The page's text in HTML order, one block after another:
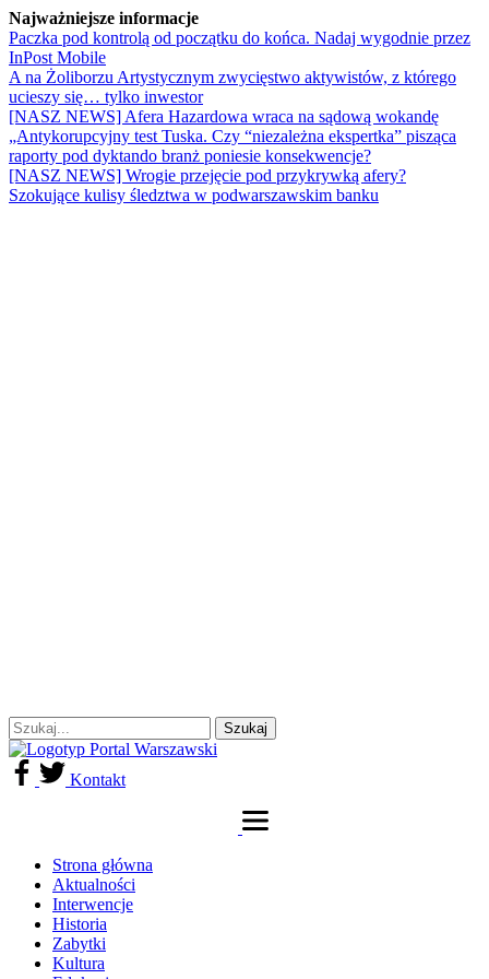
Najważniejsze informacje
Paczka pod kontrolą od początku do końca. Nadaj wygodnie przez
InPost Mobile
A na Żoliborzu Artystycznym zwycięstwo aktywistów, z którego
ucieszy się… tylko inwestor
[NASZ NEWS] Afera Hazardowa wraca na sądową wokandę
„Antykorupcyjny test Tuska. Czy “niezależna ekspertka” pisząca
raporty pod dyktando branż poniesie konsekwencje?
[NASZ NEWS] Wrogie przejęcie pod przykrywką afery?
Szokujące kulisy śledztwa w podwarszawskim banku
Kontakt
Strona główna
Aktualności
Interwencje
Historia
Zabytki
Kultura